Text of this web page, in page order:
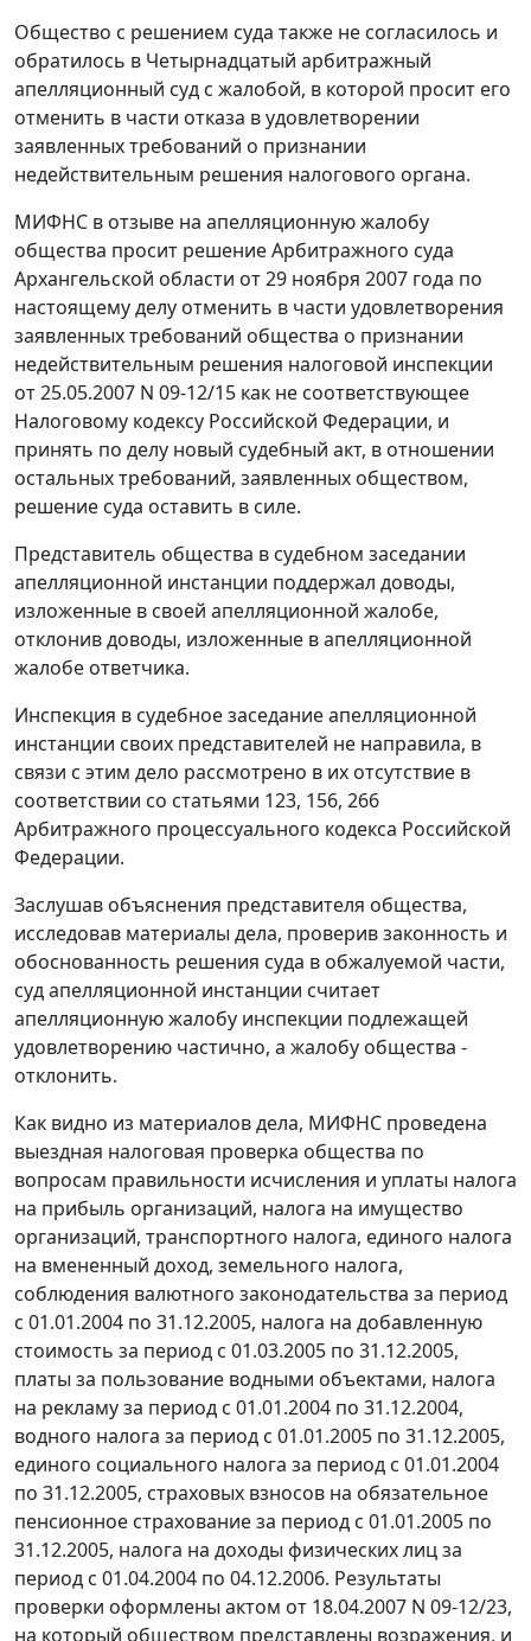
Общество с решением суда также не согласилось и
обратилось в Четырнадцатый арбитражный
апелляционный суд с жалобой, в которой просит его
отменить в части отказа в удовлетворении
заявленных требований о признании
недействительным решения налогового органа.
МИФНС в отзыве на апелляционную жалобу
общества просит решение Арбитражного суда
Архангельской области от 29 ноября 2007 года по
настоящему делу отменить в части удовлетворения
заявленных требований общества о признании
недействительным решения налоговой инспекции
от 25.05.2007 N 09-12/15 как не соответствующее
Налоговому кодексу Российской Федерации, и
принять по делу новый судебный акт, в отношении
остальных требований, заявленных обществом,
решение суда оставить в силе.
Представитель общества в судебном заседании
апелляционной инстанции поддержал доводы,
изложенные в своей апелляционной жалобе,
отклонив доводы, изложенные в апелляционной
жалобе ответчика.
Инспекция в судебное заседание апелляционной
инстанции своих представителей не направила, в
связи с этим дело рассмотрено в их отсутствие в
соответствии со статьями 123, 156, 266
Арбитражного процессуального кодекса Российской
Федерации.
Заслушав объяснения представителя общества,
исследовав материалы дела, проверив законность и
обоснованность решения суда в обжалуемой части,
суд апелляционной инстанции считает
апелляционную жалобу инспекции подлежащей
удовлетворению частично, а жалобу общества -
отклонить.
Как видно из материалов дела, МИФНС проведена
выездная налоговая проверка общества по
вопросам правильности исчисления и уплаты налога
на прибыль организаций, налога на имущество
организаций, транспортного налога, единого налога
на вмененный доход, земельного налога,
соблюдения валютного законодательства за период
с 01.01.2004 по 31.12.2005, налога на добавленную
стоимость за период с 01.03.2005 по 31.12.2005,
платы за пользование водными объектами, налога
на рекламу за период с 01.01.2004 по 31.12.2004,
водного налога за период с 01.01.2005 по 31.12.2005,
единого социального налога за период с 01.01.2004
по 31.12.2005, страховых взносов на обязательное
пенсионное страхование за период с 01.01.2005 по
31.12.2005, налога на доходы физических лиц за
период с 01.04.2004 по 04.12.2006. Результаты
проверки оформлены актом от 18.04.2007 N 09-12/23,
на который обществом представлены возражения, и